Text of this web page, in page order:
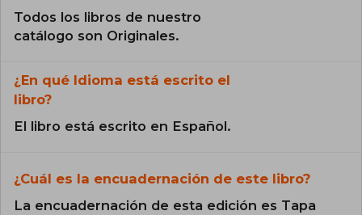
Todos los libros de nuestro
catálogo son Originales.
¿En qué Idioma está escrito el
libro?
El libro está escrito en Español.
¿Cuál es la encuadernación de este libro?
La encuadernación de esta edición es Tapa